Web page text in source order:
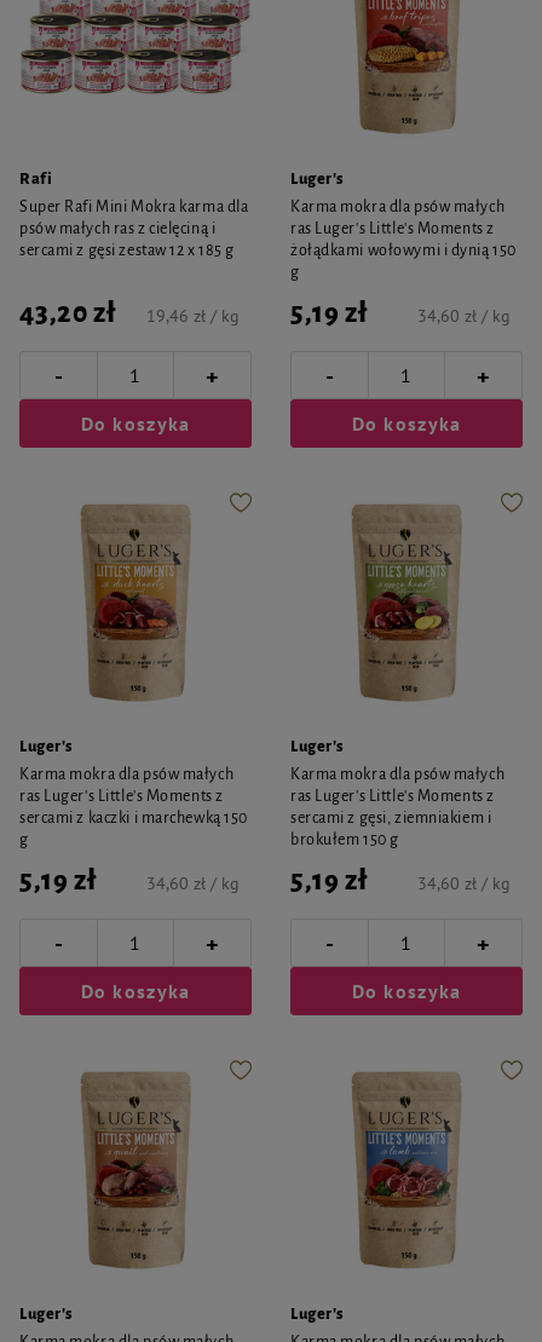
Rafi
Super Rafi Mini Mokra karma dla
psów małych ras z cielęciną i
sercami z gęsi zestaw 12 x 185 g
43,20 zł 19,46 zł / kg
- +
Do koszyka
Luger's
Karma mokra dla psów małych
ras Luger's Little's Moments z
żołądkami wołowymi i dynią 150
g
5,19 zł 34,60 zł / kg
- +
Do koszyka
Luger's
Karma mokra dla psów małych
ras Luger's Little's Moments z
sercami z kaczki i marchewką 150
g
5,19 zł 34,60 zł / kg
- +
Do koszyka
Luger's
Karma mokra dla psów małych
ras Luger's Little's Moments z
sercami z gęsi, ziemniakiem i
brokułem 150 g
5,19 zł 34,60 zł / kg
- +
Do koszyka
Luger's
Luger's